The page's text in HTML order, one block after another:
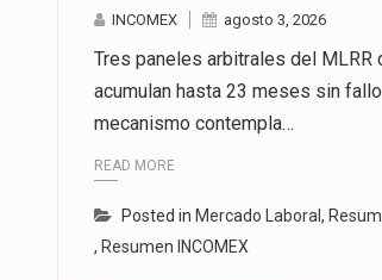
INCOMEX agosto 3, 2026
Tres paneles arbitrales del MLRR
acumulan hasta 23 meses sin
mecanismo contempla…
READ MORE
Posted in Mercado Laboral,
, Resumen INCOMEX